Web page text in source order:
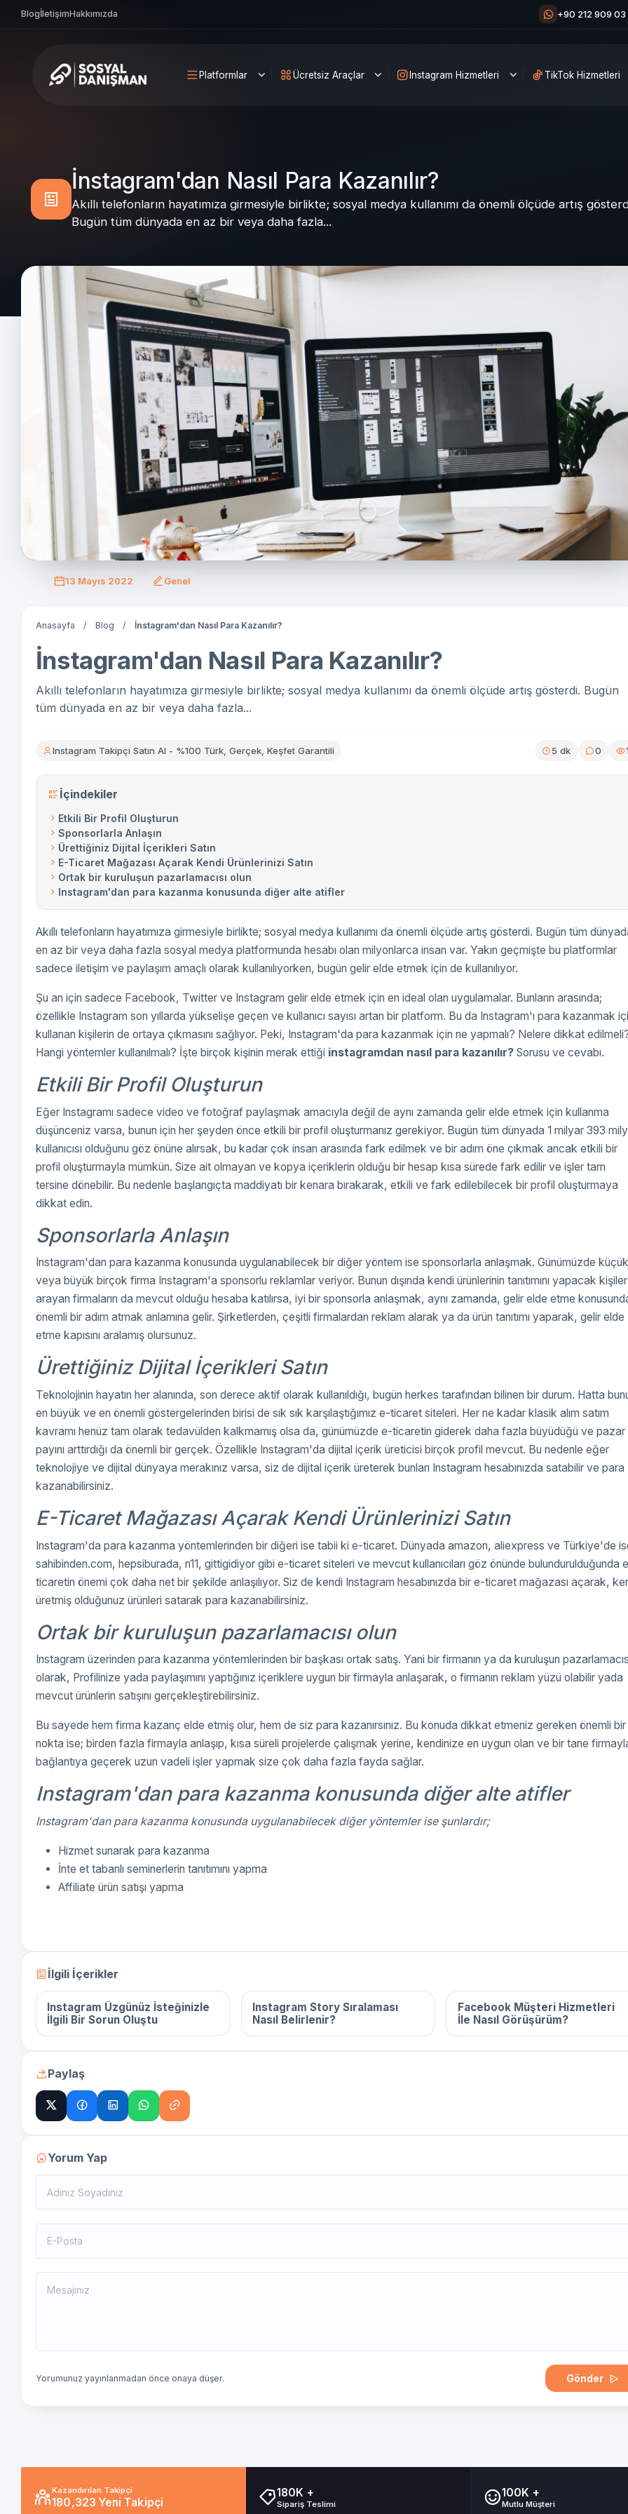
BlogİletişimHakkımızda +90 212 909 03
Platformlar Ücretsiz Araçlar Instagram Hizmetleri TikTok Hizmetleri
İnstagram'dan Nasıl Para Kazanılır?
Akıllı telefonların hayatımıza girmesiyle birlikte; sosyal medya kullanımı da önemli ölçüde artış
Bugün tüm dünyada en az bir veya daha fazla...
13 Mayıs 2022 Genel
Anasayfa / Blog / İnstagram'dan Nasıl Para Kazanılır?
İnstagram'dan Nasıl Para Kazanılır?
Akıllı telefonların hayatımıza girmesiyle birlikte; sosyal medya kullanımı da önemli ölçüde artış gösterdi. Bugün
tüm dünyada en az bir veya daha fazla...
Instagram Takipçi Satın Al - %100 Türk, Gerçek, Keşfet Garantili 5 dk 0
İçindekiler
Etkili Bir Profil Oluşturun
Sponsorlarla Anlaşın
Ürettiğiniz Dijital İçerikleri Satın
E-Ticaret Mağazası Açarak Kendi Ürünlerinizi Satın
Ortak bir kuruluşun pazarlamacısı olun
Instagram'dan para kazanma konusunda diğer alte atifler
Akıllı telefonların hayatımıza girmesiyle birlikte; sosyal medya kullanımı da önemli ölçüde artış gösterdi. Bugün tüm
en az bir veya daha fazla sosyal medya platformunda hesabı olan milyonlarca insan var. Yakın geçmişte bu platformlar
sadece iletişim ve paylaşım amaçlı olarak kullanılıyorken, bugün gelir elde etmek için de kullanılıyor.
Şu an için sadece Facebook, Twitter ve Instagram gelir elde etmek için en ideal olan uygulamalar. Bunların arasında;
özellikle Instagram son yıllarda yükselişe geçen ve kullanıcı sayısı artan bir platform. Bu da Instagram'ı para kazanmak
kullanan kişilerin de ortaya çıkmasını sağlıyor. Peki, Instagram'da para kazanmak için ne yapmalı? Nelere dikkat
Hangi yöntemler kullanılmalı? İşte birçok kişinin merak ettiği instagramdan nasıl para kazanılır?Sorusu ve cevabı.
Etkili Bir Profil Oluşturun
Eğer Instagramı sadece video ve fotoğraf paylaşmak amacıyla değil de aynı zamanda gelir elde etmek için kullanma
düşünceniz varsa, bunun için her şeyden önce etkili bir profil oluşturmanız gerekiyor. Bugün tüm dünyada 1 milyar 393
kullanıcısı olduğunu göz önüne alırsak, bu kadar çok insan arasında fark edilmek ve bir adım öne çıkmak ancak etkili bir
profil oluşturmayla mümkün. Size ait olmayan ve kopya içeriklerin olduğu bir hesap kısa sürede fark edilir ve işler tam
tersine dönebilir. Bu nedenle başlangıçta maddiyatı bir kenara bırakarak, etkili ve fark edilebilecek bir profil oluşturmaya
dikkat edin.
Sponsorlarla Anlaşın
Instagram'dan para kazanma konusunda uygulanabilecek bir diğer yöntem ise sponsorlarla anlaşmak. Günümüzde küçük
veya büyük birçok firma Instagram'a sponsorlu reklamlar veriyor. Bunun dışında kendi ürünlerinin tanıtımını yapacak kişiler
arayan firmaların da mevcut olduğu hesaba katılırsa, iyi bir sponsorla anlaşmak, aynı zamanda, gelir elde etme
önemli bir adım atmak anlamına gelir. Şirketlerden, çeşitli firmalardan reklam alarak ya da ürün tanıtımı yaparak, gelir elde
etme kapısını aralamış olursunuz.
Ürettiğiniz Dijital İçerikleri Satın
Teknolojinin hayatın her alanında, son derece aktif olarak kullanıldığı, bugün herkes tarafından bilinen bir durum. Hatta
en büyük ve en önemli göstergelerinden birisi de sık sık karşılaştığımız e-ticaret siteleri. Her ne kadar klasik alım satım
kavramı henüz tam olarak tedavülden kalkmamış olsa da, günümüzde e-ticaretin giderek daha fazla büyüdüğü ve pazar
payını arttırdığı da önemli bir gerçek. Özellikle Instagram'da dijital içerik üreticisi birçok profil mevcut. Bu nedenle eğer
teknolojiye ve dijital dünyaya merakınız varsa, siz de dijital içerik üreterek bunları Instagram hesabınızda satabilir ve para
kazanabilirsiniz.
E-Ticaret Mağazası Açarak Kendi Ürünlerinizi Satın
Instagram'da para kazanma yöntemlerinden bir diğeri ise tabii ki e-ticaret. Dünyada amazon, aliexpress ve Türkiye'de
sahibinden.com, hepsiburada, n11, gittigidiyor gibi e-ticaret siteleri ve mevcut kullanıcıları göz önünde bulundurulduğunda
ticaretin önemi çok daha net bir şekilde anlaşılıyor. Siz de kendi Instagram hesabınızda bir e-ticaret mağazası açarak,
üretmiş olduğunuz ürünleri satarak para kazanabilirsiniz.
Ortak bir kuruluşun pazarlamacısı olun
Instagram üzerinden para kazanma yöntemlerinden bir başkası ortak satış. Yani bir firmanın ya da kuruluşun
olarak, Profilinize yada paylaşımını yaptığınız içeriklere uygun bir firmayla anlaşarak, o firmanın reklam yüzü olabilir yada
mevcut ürünlerin satışını gerçekleştirebilirsiniz.
Bu sayede hem firma kazanç elde etmiş olur, hem de siz para kazanırsınız. Bu konuda dikkat etmeniz gereken önemli bir
nokta ise; birden fazla firmayla anlaşıp, kısa süreli projelerde çalışmak yerine, kendinize en uygun olan ve bir tane
bağlantıya geçerek uzun vadeli işler yapmak size çok daha fazla fayda sağlar.
Instagram'dan para kazanma konusunda diğer alte atifler
Instagram'dan para kazanma konusunda uygulanabilecek diğer yöntemler ise şunlardır;
Hizmet sunarak para kazanma
İnte et tabanlı seminerlerin tanıtımını yapma
Affiliate ürün satışı yapma
İlgili İçerikler
16 Aralık 2025
Instagram Üzgünüz İsteğinizle
İlgili Bir Sorun Oluştu
Instagram Story Sıralaması
Nasıl Belirlenir?
Facebook Müşteri Hizmetleri
İle Nasıl Görüşürüm?
Paylaş
Yorum Yap
Yorumunuz yayınlanmadan önce onaya düşer. Gönder
Kazandırılan Takipçi
180,323 Yeni Takipçi
180K +
Sipariş Teslimi
100K +
Mutlu Müşteri